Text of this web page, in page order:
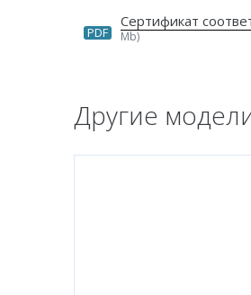
PDF
Сертификат
Mb)
Другие